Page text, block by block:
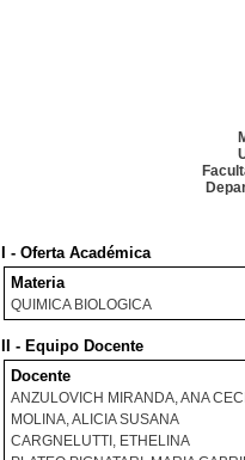
I - Oferta Académica
Materia
QUIMICA BIOLOGICA
II - Equipo Docente
Docente
ANZULOVICH MIRANDA, ANA
MOLINA, ALICIA SUSANA
CARGNELUTTI, ETHELINA